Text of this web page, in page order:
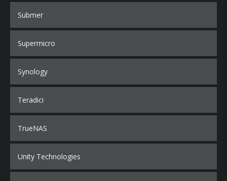
Submer
Supermicro
Synology
Teradici
TrueNAS
Unity Technologies